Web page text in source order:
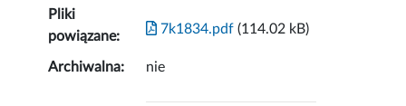
Pliki
powiązane:
7k1834.pdf (114.02 kB)
Archiwalna: nie